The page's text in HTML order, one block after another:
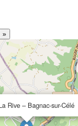
»
Rive – Bagnac-sur-Célé